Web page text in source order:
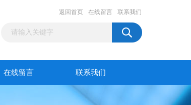
返回首页 在线留言 联系我们
在线留言 联系我们